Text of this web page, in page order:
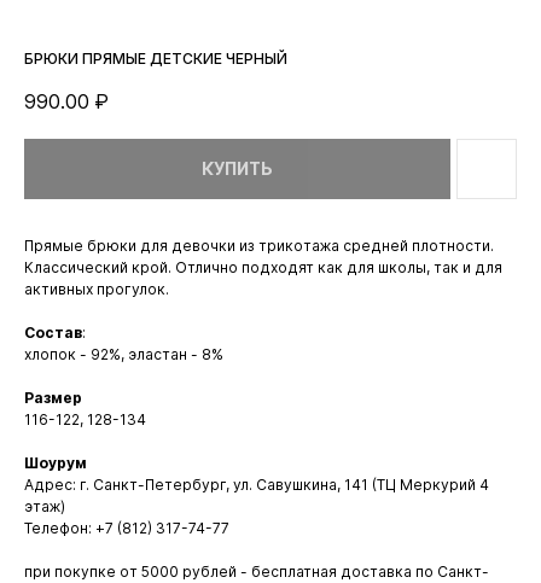
БРЮКИ ПРЯМЫЕ ДЕТСКИЕ ЧЕРНЫЙ
990.00 ₽
КУПИТЬ
Прямые брюки для девочки из трикотажа средней плотности.
Классический крой. Отлично подходят как для школы, так и для
активных прогулок.
Состав:
хлопок - 92%, эластан - 8%
Размер
116-122, 128-134
Шоурум
Адрес: г. Санкт-Петербург, ул. Савушкина, 141 (ТЦ Меркурий 4
этаж)
Телефон: +7 (812) 317-74-77
при покупке от 5000 рублей - бесплатная доставка по Санкт-